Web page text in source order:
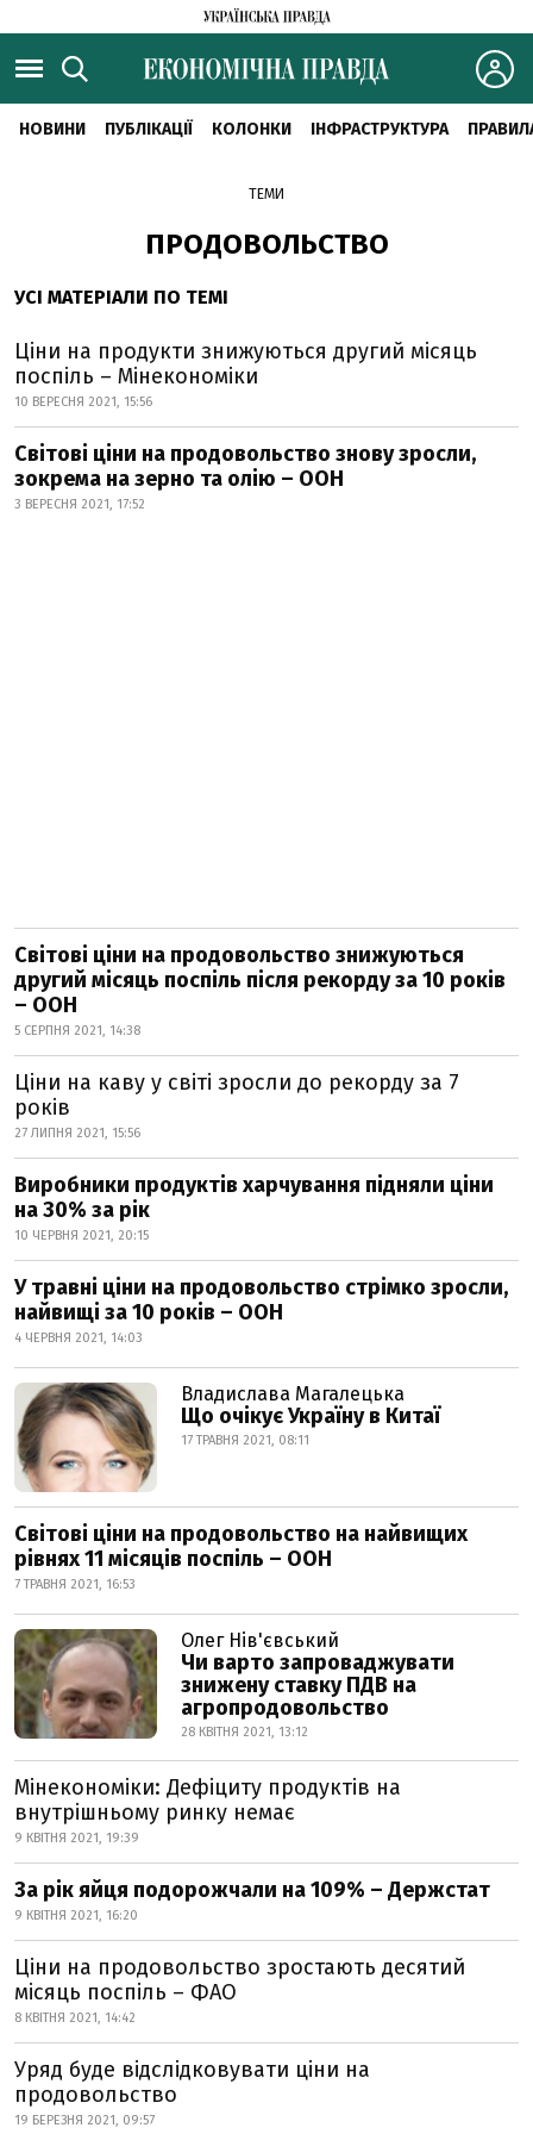
НОВИНИ ПУБЛІКАЦІЇ КОЛОНКИ ІНФРАСТРУКТУРА
ТЕМИ
ПРОДОВОЛЬСТВО
УСІ МАТЕРІАЛИ ПО ТЕМІ
Ціни на продукти знижуються другий місяць
поспіль – Мінекономіки
10 ВЕРЕСНЯ 2021, 15:56
Світові ціни на продовольство знову зросли,
зокрема на зерно та олію – ООН
3 ВЕРЕСНЯ 2021, 17:52
Світові ціни на продовольство знижуються
другий місяць поспіль після рекорду за 10 років
– ООН
5 СЕРПНЯ 2021, 14:38
Ціни на каву у світі зросли до рекорду за 7
років
27 ЛИПНЯ 2021, 15:56
Виробники продуктів харчування підняли ціни
на 30% за рік
10 ЧЕРВНЯ 2021, 20:15
У травні ціни на продовольство стрімко зросли,
найвищі за 10 років – ООН
4 ЧЕРВНЯ 2021, 14:03
Владислава Магалецька
Що очікує Україну в Китаї
17 ТРАВНЯ 2021, 08:11
Світові ціни на продовольство на найвищих
рівнях 11 місяців поспіль – ООН
7 ТРАВНЯ 2021, 16:53
Олег Нів'євський
Чи варто запроваджувати
знижену ставку ПДВ на
агропродовольство
28 КВІТНЯ 2021, 13:12
Мінекономіки: Дефіциту продуктів на
внутрішньому ринку немає
9 КВІТНЯ 2021, 19:39
За рік яйця подорожчали на 109% – Держстат
9 КВІТНЯ 2021, 16:20
Ціни на продовольство зростають десятий
місяць поспіль – ФАО
8 КВІТНЯ 2021, 14:42
Уряд буде відслідковувати ціни на
продовольство
19 БЕРЕЗНЯ 2021, 09:57